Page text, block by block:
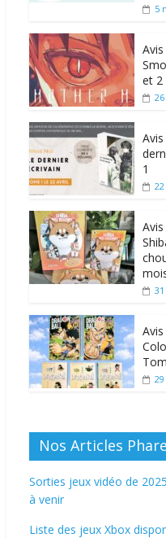
5
et 2
1
Nos Articles
Sorties jeux vidéo de
à venir
Liste des jeux Xbox